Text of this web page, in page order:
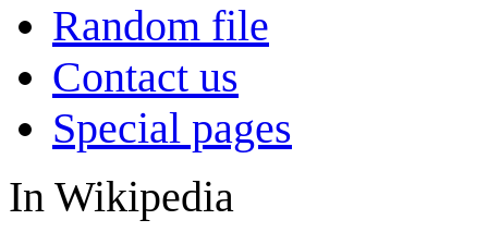
Random file
Contact us
Special pages
In Wikipedia